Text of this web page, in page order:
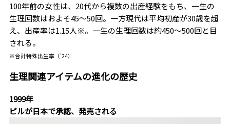
100年前の女性は、20代から複数の出産経験をもち、一生の
生理回数はおよそ45〜50回。一方現代は平均初産が30歳を超
え、出産率は1.15人※。一生の生理回数は約450〜500回と目
される。
※合計特殊出生率（’24）
生理関連アイテムの進化の歴史
1999年
ピルが日本で承認、発売される